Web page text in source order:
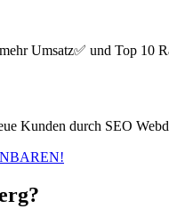
Umsatz✅ und Top 10
Kunden durch SEO